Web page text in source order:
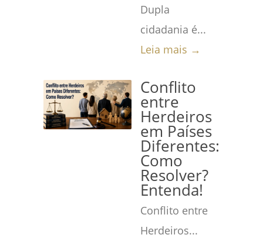
Dupla
cidadania é...
Leia mais →
Conflito
entre
Herdeiros
em Países
Diferentes:
Como
Resolver?
Entenda!
Conflito entre
Herdeiros...